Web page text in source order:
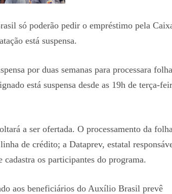
só poderão pedir o empréstimo pela
está suspensa.
por duas semanas para processara
está suspensa desde as 19h de terça-
a ser ofertada. O processamento da
de crédito; a Dataprev, estatal
os participantes do programa.
aos beneficiários do Auxílio Brasil prevê